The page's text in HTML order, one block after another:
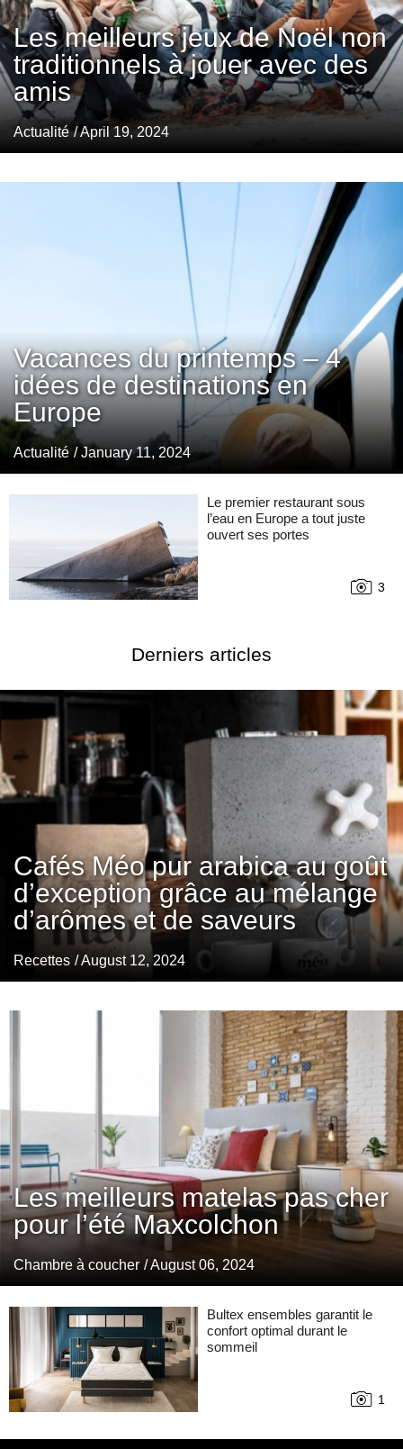
Les meilleurs jeux de Noël non
traditionnels à jouer avec des
amis
Actualité / April 19, 2024
Vacances du printemps – 4
idées de destinations en
Europe
Actualité / January 11, 2024
Le premier restaurant sous
l’eau en Europe a tout juste
ouvert ses portes
3
Derniers articles
Cafés Méo pur arabica au goût
d’exception grâce au mélange
d’arômes et de saveurs
Recettes / August 12, 2024
Les meilleurs matelas pas cher
pour l’été Maxcolchon
Chambre à coucher / August 06, 2024
Bultex ensembles garantit le
confort optimal durant le
sommeil
1